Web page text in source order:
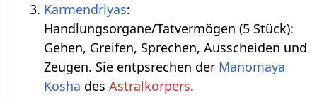
Karmendriyas:
Handlungsorgane/Tatvermögen (5 Stück):
Gehen, Greifen, Sprechen, Ausscheiden und
Zeugen. Sie entpsrechen der Manomaya
Kosha desAstralkörpers.